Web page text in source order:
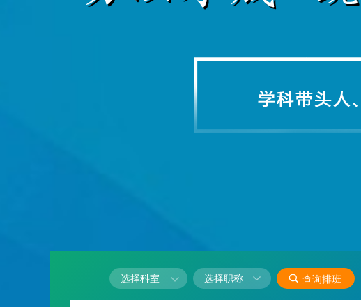
选择科室   查询排班